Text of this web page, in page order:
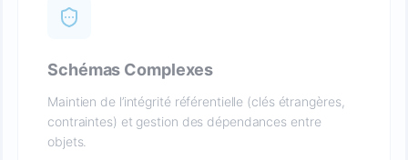
Schémas Complexes
Maintien de l’intégrité référentielle (clés étrangères,
contraintes) et gestion des dépendances entre
objets.